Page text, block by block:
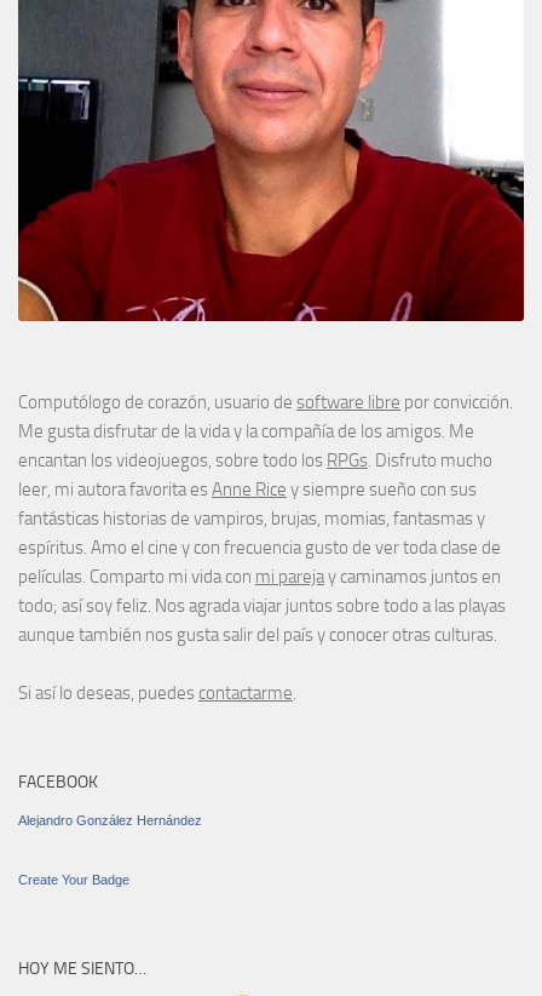
Computólogo de corazón, usuario de software libre por convicción.
Me gusta disfrutar de la vida y la compañía de los amigos. Me
encantan los videojuegos, sobre todo los RPGs. Disfruto mucho
leer, mi autora favorita esAnne Rice y siempre sueño con sus
fantásticas historias de vampiros, brujas, momias, fantasmas y
espíritus. Amo el cine y con frecuencia gusto de ver toda clase de
películas. Comparto mi vida con mi parejay caminamos juntos en
todo; así soy feliz. Nos agrada viajar juntos sobre todo a las playas
aunque también nos gusta salir del país y conocer otras culturas.
Si así lo deseas, puedes contactarme.
FACEBOOK
Alejandro González Hernández
Create Your Badge
HOY ME SIENTO…